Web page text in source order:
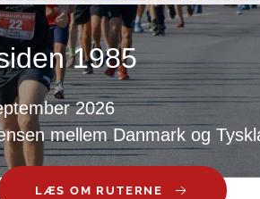
1985
2026
mellem Danmark og
LÆS OM RUTERNE